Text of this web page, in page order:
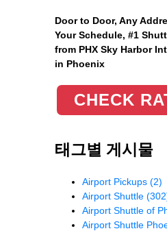
Door to Door, Any
Your Schedule, #1
from PHX Sky Harbor
in Phoenix
CHECK
태그별 게시물
Airport Pickups (2)
Airport Shuttle
Airport Shuttle of
Airport Shuttle